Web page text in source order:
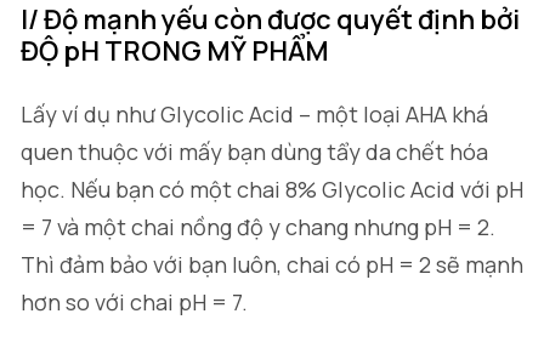
I/ Độ mạnh yếu còn được quyết định bởi
ĐỘ pH TRONG MỸ PHẨM
Lấy ví dụ như Glycolic Acid – một loại AHA khá
quen thuộc với mấy bạn dùng tẩy da chết hóa
học. Nếu bạn có một chai 8% Glycolic Acid với pH
= 7 và một chai nồng độ y chang nhưng pH = 2.
Thì đảm bảo với bạn luôn, chai có pH = 2 sẽ mạnh
hơn so với chai pH = 7.